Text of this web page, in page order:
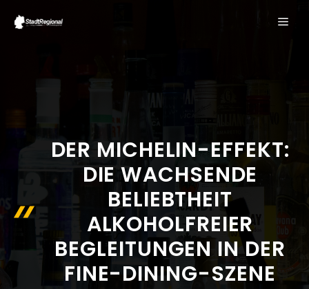
Inhalt
DER MICHELIN-EFFEKT:
DIE WACHSENDE
BELIEBTHEIT
ALKOHOLFREIER
BEGLEITUNGEN IN DER
FINE-DINING-SZENE